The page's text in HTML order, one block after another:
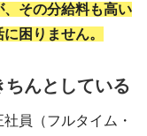
その分給料も高い
困りません。
んとしている
員（フルタイム・